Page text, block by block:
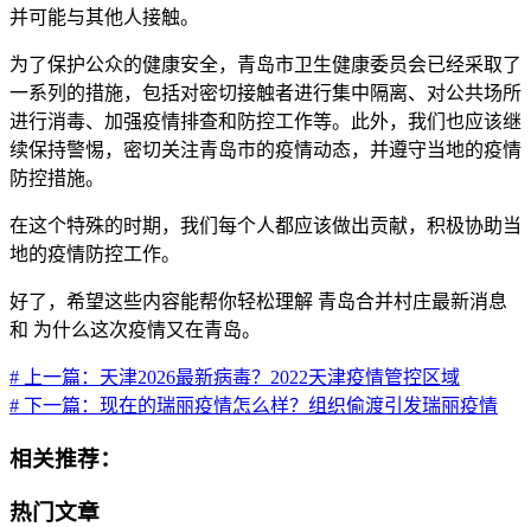
并可能与其他人接触。
为了保护公众的健康安全，青岛市卫生健康委员会已经采取了
一系列的措施，包括对密切接触者进行集中隔离、对公共场所
进行消毒、加强疫情排查和防控工作等。此外，我们也应该继
续保持警惕，密切关注青岛市的疫情动态，并遵守当地的疫情
防控措施。
在这个特殊的时期，我们每个人都应该做出贡献，积极协助当
地的疫情防控工作。
好了，希望这些内容能帮你轻松理解 青岛合并村庄最新消息
和 为什么这次疫情又在青岛。
# 上一篇：天津2026最新病毒？2022天津疫情管控区域
# 下一篇：现在的瑞丽疫情怎么样？组织偷渡引发瑞丽疫情
相关推荐：
热门文章